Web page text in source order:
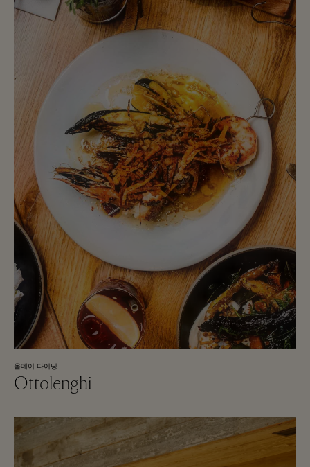
올데이 다이닝
Ottolenghi